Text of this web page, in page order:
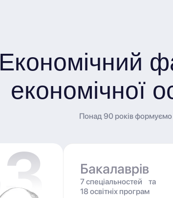
Економічний
економічної
Понад 90 років формуємо
Бакалаврів
7 спеціальностей та
18 освітніх програм